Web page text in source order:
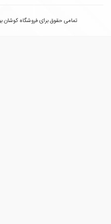
تمامی حقوق برای فروشگاه کوشان بوک